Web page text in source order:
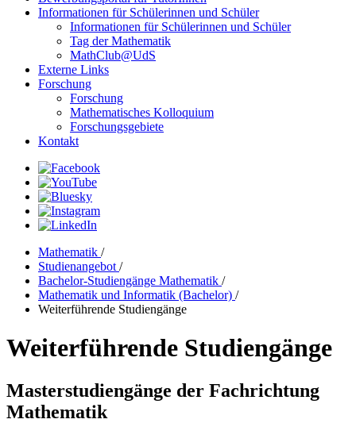
Informationen für Schülerinnen und Schüler
Informationen für Schülerinnen und Schüler
Tag der Mathematik
MathClub@UdS
Externe Links
Forschung
Forschung
Mathematisches Kolloquium
Forschungsgebiete
Kontakt
Mathematik /
Studienangebot /
Bachelor-Studiengänge Mathematik /
Mathematik und Informatik (Bachelor) /
Weiterführende Studiengänge
Weiterführende Studiengänge
Masterstudiengänge der Fachrichtung
Mathematik